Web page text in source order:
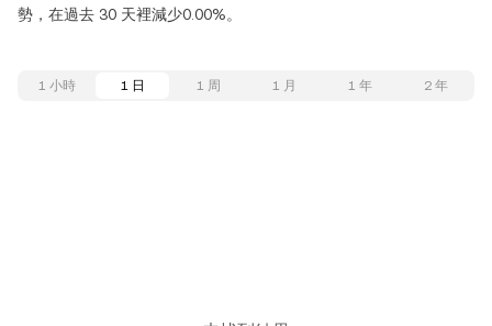
勢，在過去 30 天裡減少0.00%。
1 小時 1 日 1 周 1 月 1 年 2 年